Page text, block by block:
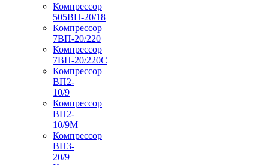
Компрессор
505ВП-20/18
Компрессор
7ВП-20/220
Компрессор
7ВП-20/220С
Компрессор
ВП2-
10/9
Компрессор
ВП2-
10/9М
Компрессор
ВП3-
20/9